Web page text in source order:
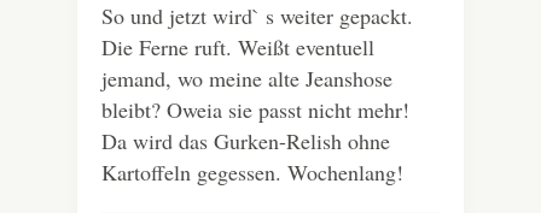
So und jetzt wird` s weiter gepackt.
Die Ferne ruft. Weißt eventuell
jemand, wo meine alte Jeanshose
bleibt? Oweia sie passt nicht mehr!
Da wird das Gurken-Relish ohne
Kartoffeln gegessen. Wochenlang!